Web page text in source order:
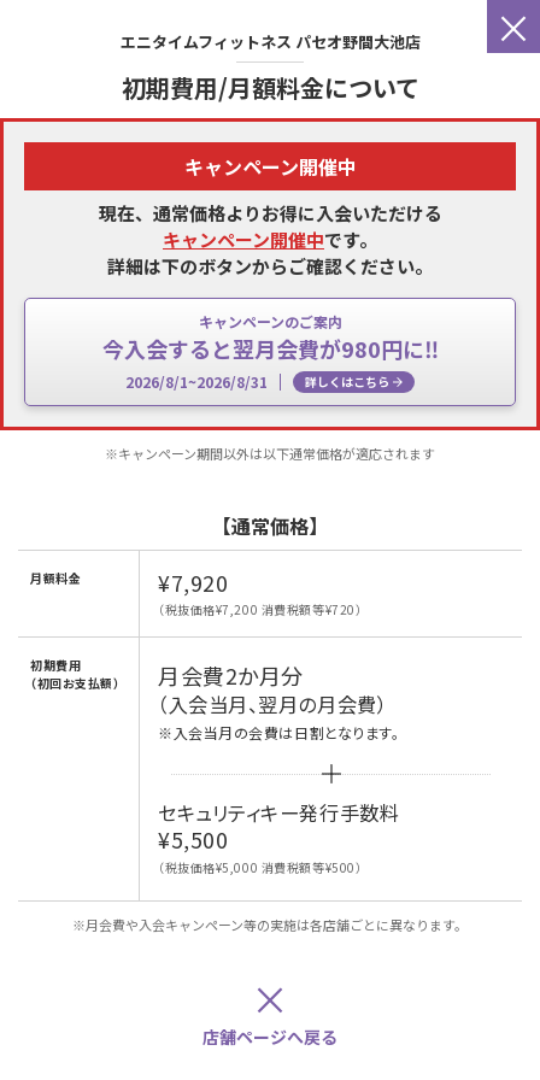
×
エニタイムフィットネス パセオ野間大池店
初期費用/月額料金について
キャンペーン開催中
現在、通常価格よりお得に入会いただける
キャンペーン開催中です。
詳細は下のボタンからご確認ください。
キャンペーンのご案内
今入会すると翌月会費が980円に‼
2026/8/1~2026/8/31 詳しくはこちら
※キャンペーン期間以外は以下通常価格が適応されます
【通常価格】
月額料金 ¥7,920
（税抜価格¥7,200 消費税額等¥720）
初期費用
（初回お支払額）
月会費2か月分
（入会当月、翌月の月会費）
※入会当月の会費は日割となります。
セキュリティキー発行手数料
¥5,500
（税抜価格¥5,000 消費税額等¥500）
※月会費や入会キャンペーン等の実施は各店舗ごとに異なります。
×
店舗ページへ戻る